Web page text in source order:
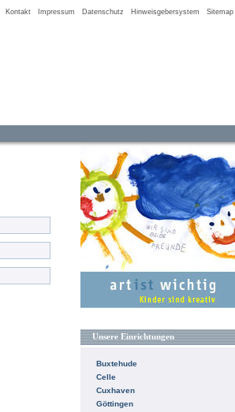
Kontakt Impressum Datenschutz Hinweisgebersystem Sitemap
Unsere Einrichtungen
Buxtehude
Celle
Cuxhaven
Göttingen